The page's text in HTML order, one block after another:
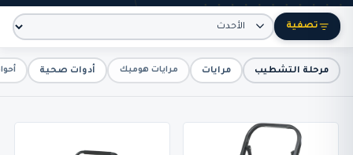
تصفية
مرحلة التشطيب مرايات مرايات هوميك أدوات صحية